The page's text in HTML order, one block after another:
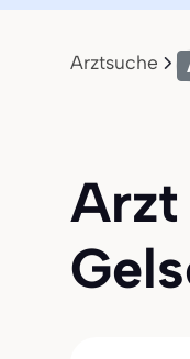
Arztsuche
Arzt